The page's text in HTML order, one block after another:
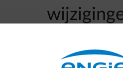
Terug naar